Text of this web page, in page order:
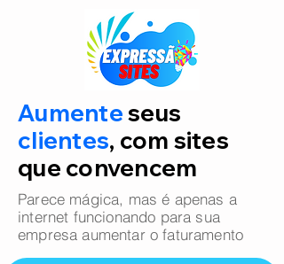
Aumenteseus
clientes, com sites
que convencem
Parece mágica, mas é apenas a
internet funcionando para sua
empresa aumentar o faturamento